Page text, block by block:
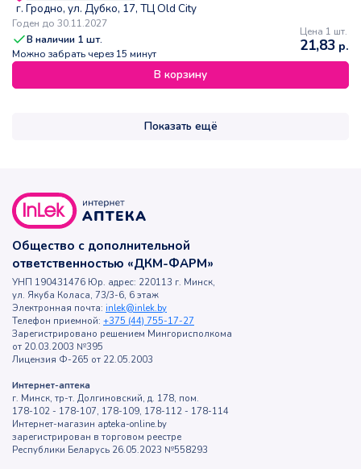
г. Гродно, ул. Дубко, 17, ТЦ Old City
Годен до 30.11.2027
В наличии 1 шт.
Можно забрать через 15 минут
Цена 1 шт.
21,83 р.
В корзину
Показать ещё
Общество с дополнительной
ответственностью «ДКМ-ФАРМ»
УНП 190431476 Юр. адрес: 220113 г. Минск,
ул. Якуба Коласа, 73/3-6, 6 этаж
Электронная почта: inlek@inlek.by
Телефон приемной: +375 (44) 755-17-27
Зарегистрировано решением Мингорисполкома
от 20.03.2003 №395
Лицензия Ф-265 от 22.05.2003
Интернет-аптека
г. Минск, тр-т. Долгиновский, д. 178, пом.
178-102 - 178-107, 178-109, 178-112 - 178-114
Интернет-магазин apteka-online.by
зарегистрирован в торговом реестре
Республики Беларусь 26.05.2023 №558293